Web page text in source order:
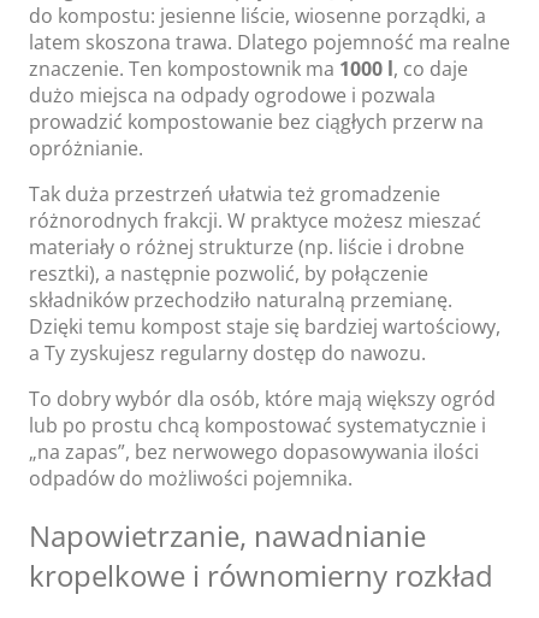
do kompostu: jesienne liście, wiosenne porządki, a
latem skoszona trawa. Dlatego pojemność ma realne
znaczenie. Ten kompostownik ma 1000 l, co daje
dużo miejsca na odpady ogrodowe i pozwala
prowadzić kompostowanie bez ciągłych przerw na
opróżnianie.
Tak duża przestrzeń ułatwia też gromadzenie
różnorodnych frakcji. W praktyce możesz mieszać
materiały o różnej strukturze (np. liście i drobne
resztki), a następnie pozwolić, by połączenie
składników przechodziło naturalną przemianę.
Dzięki temu kompost staje się bardziej wartościowy,
a Ty zyskujesz regularny dostęp do nawozu.
To dobry wybór dla osób, które mają większy ogród
lub po prostu chcą kompostować systematycznie i
„na zapas”, bez nerwowego dopasowywania ilości
odpadów do możliwości pojemnika.
Napowietrzanie, nawadnianie
kropelkowe i równomierny rozkład